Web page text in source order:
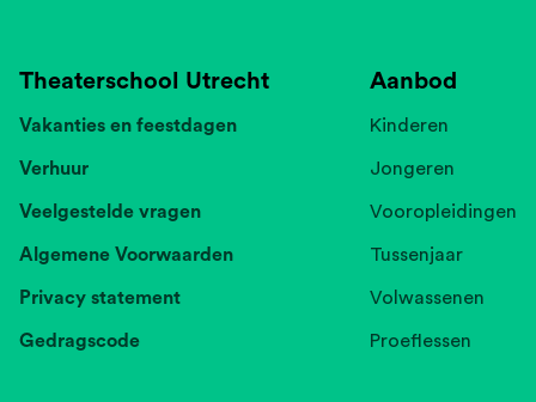
Theaterschool Utrecht
Vakanties en feestdagen
Verhuur
Veelgestelde vragen
Algemene Voorwaarden
Privacy statement
Gedragscode
Aanbod
Kinderen
Jongeren
Vooropleidingen
Tussenjaar
Volwassenen
Proeflessen